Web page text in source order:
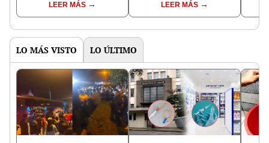
LEER MÁS
de mesa para este 4 de
octubre en el link oficial
LEER MÁS
LO MÁS VISTO LO ÚLTIMO